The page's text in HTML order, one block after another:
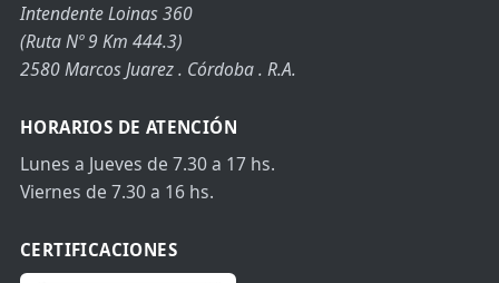
Intendente Loinas 360
(Ruta Nº 9 Km 444.3)
2580 Marcos Juarez . Córdoba . R.A.
HORARIOS DE ATENCIÓN
Lunes a Jueves de 7.30 a 17 hs.
Viernes de 7.30 a 16 hs.
CERTIFICACIONES